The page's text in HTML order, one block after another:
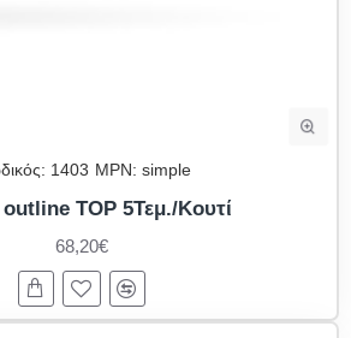
1403 MPN: simple
TOP 5Τεμ./Κουτί
68,20€